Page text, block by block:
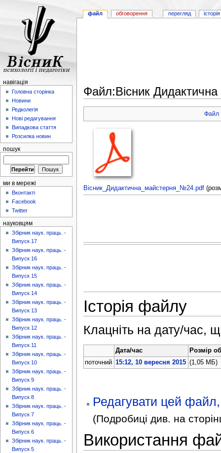
Файл:Вісник
Файл
Вісник_Дидактична_майстерня_№24.pdf‎
Історія файлу
Клацніть на дату/час,
Дата/час
Розмір
поточний 15:12, 10 вересня 2015 (1,05 МБ)
Редагувати цей
(Подробиці див. на
Використання
файл обговорення перегляд історія
навігація
Головна сторінка
Новини
Редколегія
Нові редагування
Випадкова стаття
Розсилка новин
пошук
ми в мережі
Вконтакті
Facebook
Twitter
науковцям
Збірник наук. праць. -
Випуск 17
Збірник наук. праць. -
Випуск 16
Збірник наук. праць. -
Випуск 15
Збірник наук. праць. -
Випуск 14
Збірник наук. праць. -
Випуск 13
Збірник наук. праць. -
Випуск 12
Збірник наук. праць. -
Випуск 11
Збірник наук. праць. -
Випуск 10
Збірник наук. праць. -
Випуск 9
Збірник наук. праць. -
Випуск 8
Збірник наук. праць. -
Випуск 7
Збірник наук. праць. -
Випуск 6
Збірник наук. праць. -
Випуск 5